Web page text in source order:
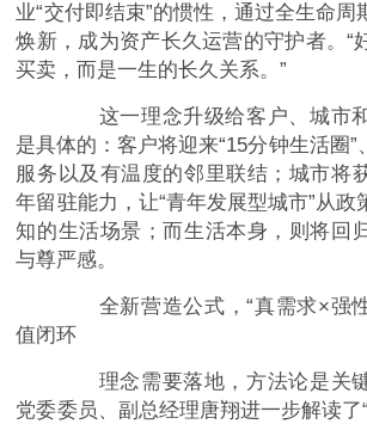
业“交付即结束”的惯性，通过全生命周
焕新，成为资产长久运营的守护者。“
买卖，而是一生的长久关系。”
这一理念升级给客户、城市
是具体的：客户将迎来“15分钟生活圈”
服务以及有温度的邻里联结；城市将
年留驻能力，让“青年发展型城市”从政
知的生活场景；而生活本身，则将回
与尊严感。
全新营造公式，“真需求×强
值闭环
理念需要落地，方法论是关
党委委员、副总经理唐翔进一步解读了